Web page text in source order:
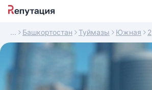
Башкортостан Туймазы Южная 2